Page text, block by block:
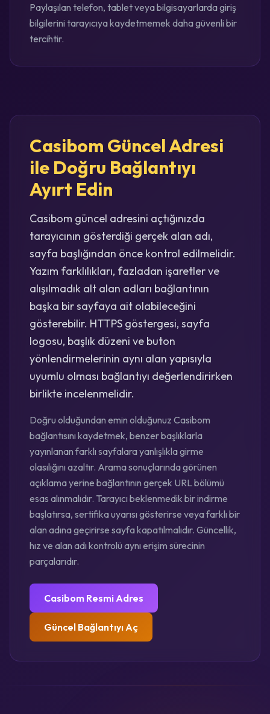
Paylaşılan telefon, tablet veya bilgisayarlarda giriş
bilgilerini tarayıcıya kaydetmemek daha güvenli bir
tercihtir.
Casibom Güncel Adresi
ile Doğru Bağlantıyı
Ayırt Edin
Casibom güncel adresini açtığınızda
tarayıcının gösterdiği gerçek alan adı,
sayfa başlığından önce kontrol edilmelidir.
Yazım farklılıkları, fazladan işaretler ve
alışılmadık alt alan adları bağlantının
başka bir sayfaya ait olabileceğini
gösterebilir. HTTPS göstergesi, sayfa
logosu, başlık düzeni ve buton
yönlendirmelerinin aynı alan yapısıyla
uyumlu olması bağlantıyı değerlendirirken
birlikte incelenmelidir.
Doğru olduğundan emin olduğunuz Casibom
bağlantısını kaydetmek, benzer başlıklarla
yayınlanan farklı sayfalara yanlışlıkla girme
olasılığını azaltır. Arama sonuçlarında görünen
açıklama yerine bağlantının gerçek URL bölümü
esas alınmalıdır. Tarayıcı beklenmedik bir indirme
başlatırsa, sertifika uyarısı gösterirse veya farklı bir
alan adına geçirirse sayfa kapatılmalıdır. Güncellik,
hız ve alan adı kontrolü aynı erişim sürecinin
parçalarıdır.
Casibom Resmi Adres
Güncel Bağlantıyı Aç